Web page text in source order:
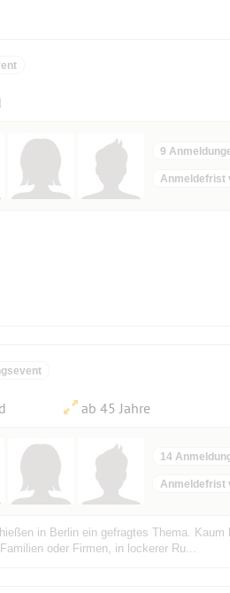
9
Anmeldefrist
ab 45 Jahre
14
Anmeldefrist
in Berlin ein gefragtes Thema. Kaum
oder Firmen, in lockerer Ru...